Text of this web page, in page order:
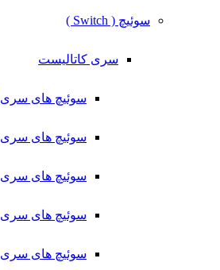
سوئیچ ( Switch )
سری کاتالیست
سوئیچ های سری 2950
سوئیچ های سری 2960
سوئیچ های سری 3560
سوئیچ های سری 3650
سوئیچ های سری 3750